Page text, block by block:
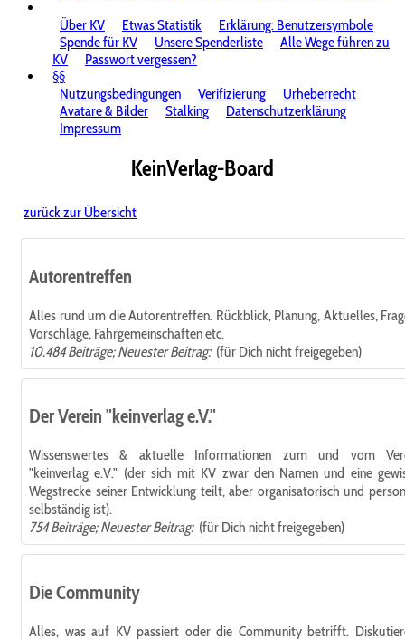
Über KV
Etwas Statistik
Erklärung: Benutzersymbole
Spende für KV
Unsere Spenderliste
Alle Wege führen zu
KV
Passwort vergessen?
§§
Nutzungsbedingungen
Verifizierung
Urheberrecht
Avatare & Bilder
Stalking
Datenschutzerklärung
Impressum
KeinVerlag-Board
zurück zur Übersicht
Autorentreffen
Alles rund um die Autorentreffen. Rückblick, Planung, Aktuelles,
Vorschläge, Fahrgemeinschaften etc.
10.484 Beiträge; Neuester Beitrag:(für Dich nicht freigegeben)
Der Verein "keinverlag e.V."
Wissenswertes & aktuelle Informationen zum und vom
"keinverlag e.V." (der sich mit KV zwar den Namen und eine
Wegstrecke seiner Entwicklung teilt, aber organisatorisch und
selbständig ist).
754 Beiträge; Neuester Beitrag:(für Dich nicht freigegeben)
Die Community
Alles, was auf KV passiert oder die Community betrifft.